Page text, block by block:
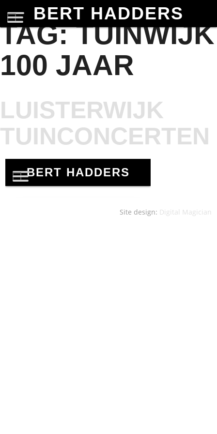
BERT HADDERS
TAG:TUINWIJK
100 JAAR
LUISTERWIJK
TUINCONCERTEN
Site design: Digital Magician